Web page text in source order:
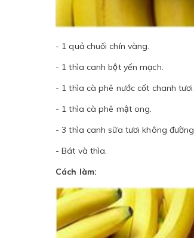
- 1 quả chuối chín vàng.
- 1 thìa canh bột yến mạch.
- 1 thìa cà phê nước cốt chanh tươi.
- 1 thìa cà phê mật ong.
- 3 thìa canh sữa tươi không đường.
- Bát và thìa.
Cách làm: